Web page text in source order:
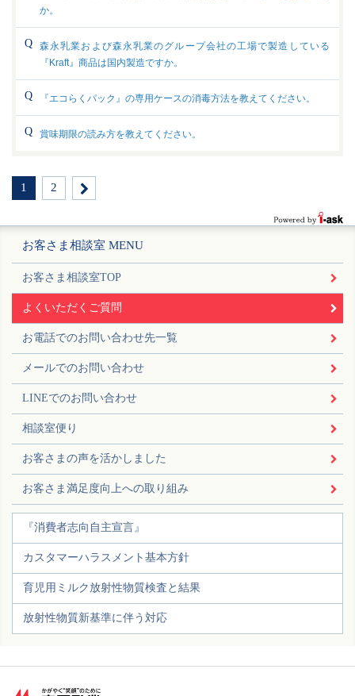
か。
森永乳業および森永乳業のグループ会社の工場で製造している
『Kraft』商品は国内製造ですか。
『エコらくパック』の専用ケースの消毒方法を教えてください。
賞味期限の読み方を教えてください。
1 2
お客さま相談室 MENU
お客さま相談室TOP
よくいただくご質問
お電話でのお問い合わせ先一覧
メールでのお問い合わせ
LINEでのお問い合わせ
相談室便り
お客さまの声を活かしました
お客さま満足度向上への取り組み
『消費者志向自主宣言』
カスタマーハラスメント基本方針
育児用ミルク放射性物質検査と結果
放射性物質新基準に伴う対応